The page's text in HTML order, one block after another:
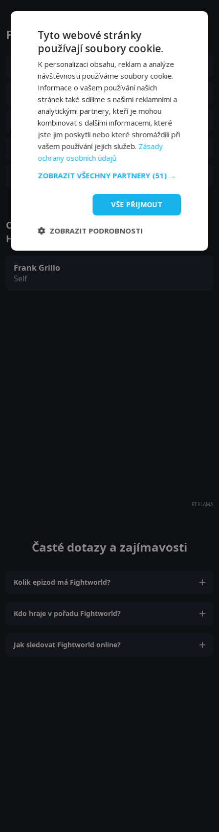
Fightworld epizody
5. epizoda:5. epizoda
4. epizoda:4. epizoda
12. 10. 2018
3. epizoda:3. epizoda
12. 10. 2018
2. epizoda:2. epizoda
1. epizoda:1. epizoda
12. 10. 2018
Obsazení filmu nebo pořadu Fightworld -
Herci a tvůrci
Frank Grillo
Self
REKLAMA
Časté dotazy a zajímavosti
Kolik epizod má Fightworld?
Kdo hraje v pořadu Fightworld?
Jak sledovat Fightworld online?
Tyto webové stránky
používají soubory cookie.
K personalizaci obsahu, reklam a analýze
návštěvnosti používáme soubory cookie.
Informace o vašem používání našich
stránek také sdílíme s našimi reklamními a
analytickými partnery, kteří je mohou
kombinovat s dalšími informacemi, které
jste jim poskytli nebo které shromáždili při
vašem používání jejich služeb. Zásady
ochrany osobních údajů
ZOBRAZIT VŠECHNY PARTNERY (51) →
VŠE PŘIJMOUT
ZOBRAZIT PODROBNOSTI